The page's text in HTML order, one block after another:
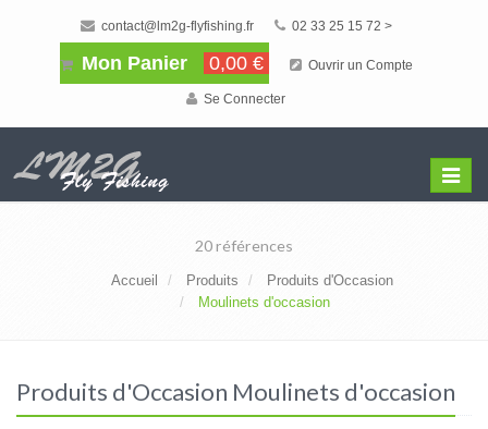
contact@lm2g-flyfishing.fr 02 33 25 15 72 >
Mon Panier 0,00 € Ouvrir un Compte
Se Connecter
Menu
20 références
Accueil Produits
Produits d'Occasion
Moulinets d'occasion
Produits d'Occasion Moulinets d'occasion